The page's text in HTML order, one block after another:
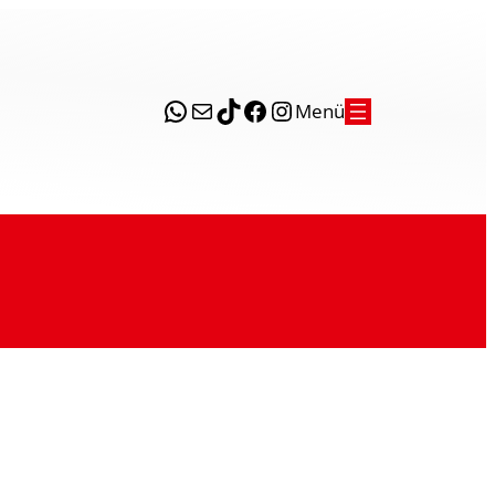
WhatsApp E-Mail TikTok Facebook InstagramMenü